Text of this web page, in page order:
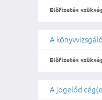
Előfizetés
A
Előfizetés
A jogelőd